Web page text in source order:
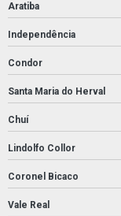
Aratiba
Independência
Condor
Santa Maria do Herval
Chuí
Lindolfo Collor
Coronel Bicaco
Vale Real